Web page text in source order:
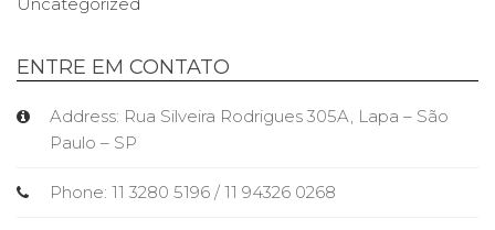
ENTRE EM CONTATO
Address: Rua Silveira Rodrigues 305A, Lapa – São
Paulo – SP
Phone: 11 3280 5196 / 11 94326 0268